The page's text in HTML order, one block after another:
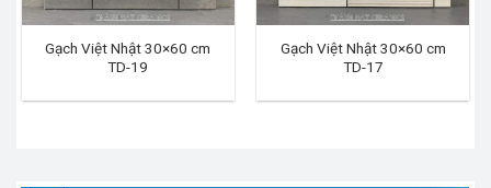
Gạch Việt Nhật 30×60 cm
TD-19
Gạch Việt Nhật 30×60 cm
TD-17